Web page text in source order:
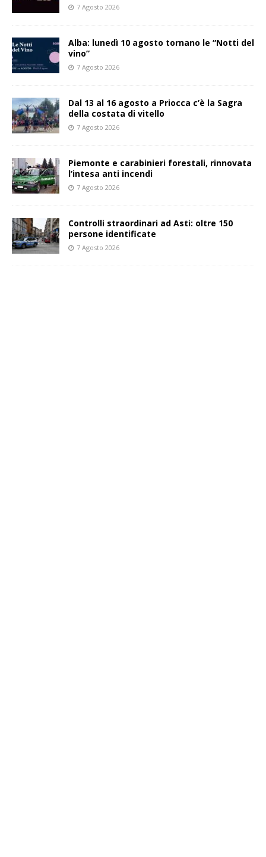
7 Agosto 2026
Alba: lunedì 10 agosto tornano le “Notti del
vino”
7 Agosto 2026
Dal 13 al 16 agosto a Priocca c’è la Sagra
della costata di vitello
7 Agosto 2026
Piemonte e carabinieri forestali, rinnovata
l’intesa anti incendi
7 Agosto 2026
Controlli straordinari ad Asti: oltre 150
persone identificate
7 Agosto 2026